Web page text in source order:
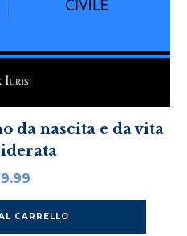
da nascita e da vita
CARRELLO